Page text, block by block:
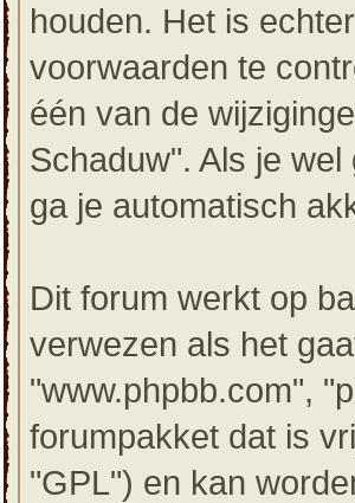
houden. Het is
voorwaarden te
één van de
Schaduw". Als je
ga je automatisch
Dit forum werkt op
verwezen als het
"www.phpbb.com",
forumpakket dat is
"GPL") en kan